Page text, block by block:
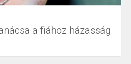
a fiához házasság